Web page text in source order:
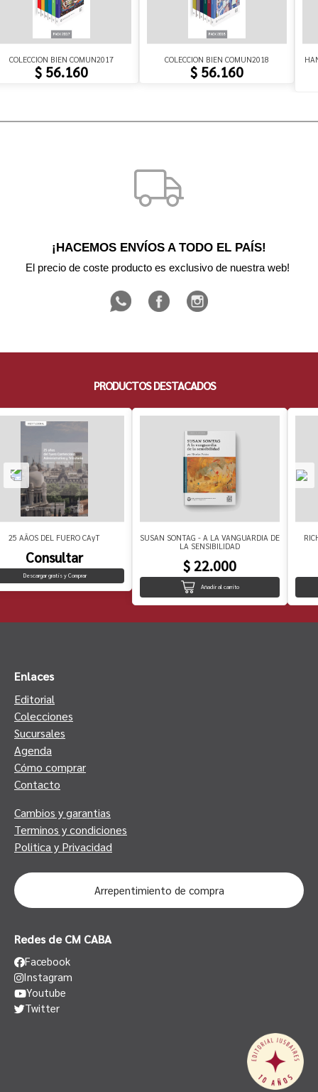
COLECCION BIEN COMUN2017
$ 56.160
COLECCION BIEN COMUN2018
$ 56.160
¡HACEMOS ENVÍOS A TODO EL PAÍS!
El precio de coste producto es exclusivo de nuestra web!
PRODUCTOS DESTACADOS
25 AÃOS DEL FUERO CAyT
Consultar
Descargar gratis y Comprar
SUSAN SONTAG - A LA VANGUARDIA DE
LA SENSIBILIDAD
$ 22.000
Añadir al carrito
Enlaces
Editorial
Colecciones
Sucursales
Agenda
Cómo comprar
Contacto
Cambios y garantias
Terminos y condiciones
Politica y Privacidad
Arrepentimiento de compra
Redes de CM CABA
Facebook
Instagram
Youtube
Twitter